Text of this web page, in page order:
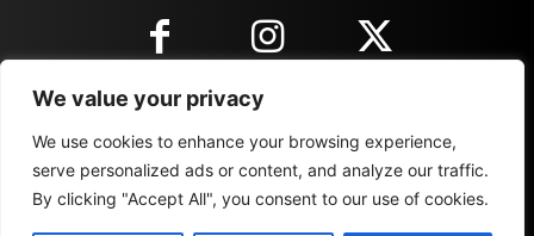
We value your privacy
We use cookies to enhance your browsing experience,
serve personalized ads or content, and analyze our traffic.
By clicking "Accept All", you consent to our use of cookies.
KONTAKT INFORMACIJE
IMPRESSUM MARKETING REZULTATI